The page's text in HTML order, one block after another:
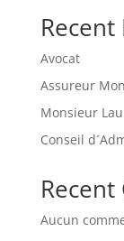
Recent
Avocat
Assureur
Monsieur
Conseil
Aucun